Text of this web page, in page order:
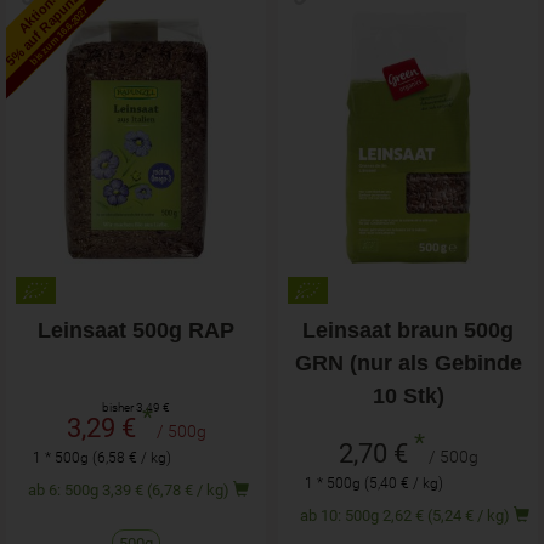
Aktion!
5% auf Rapunzel
bis zum 16.6.2027
Leinsaat 500g RAP
bisher 3,49 €
3,29 €* / 500g
1 * 500g (6,58 € / kg)
ab 6: 500g 3,39 € (6,78 € / kg)
Leinsaat braun 500g
GRN (nur als Gebinde
10 Stk)
2,70 € * / 500g
1 * 500g (5,40 € / kg)
ab 10: 500g 2,62 € (5,24 € / kg)